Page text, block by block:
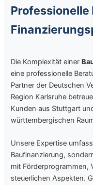
Die Komplexität einer
eine professionelle
Partner der Deutschen
Region Karlsruhe
Kunden aus Stuttgart
württembergischen
Unsere Expertise
Baufinanzierung,
mit Förderprogrammen,
steuerlichen Aspekten.